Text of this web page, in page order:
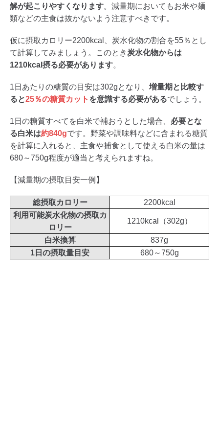
解が起こりやすくなります。減量期においてもお米や麺
類などの主食は抜かないよう注意すべきです。
仮に摂取カロリー2200kcal、炭水化物の割合を55％とし
て計算してみましょう。このとき炭水化物からは
1210kcal摂る必要があります。
1日あたりの糖質の目安は302gとなり、 増量期と比較す
ると25％の糖質カット を意識する必要があるでしょう。
1日の糖質すべてを白米で補おうとした場合、 必要とな
る白米は約840gです。野菜や調味料などに含まれる糖質
を計算に入れると、主食や捕食として使える白米の量は
680～750g程度が適当と考えられますね。
【減量期の摂取目安一例】
総摂取カロリー
2200kcal
利用可能炭水化物の摂取カ
ロリー
1210kcal（302g）
白米換算
837g
1日の摂取量目安
680～750g